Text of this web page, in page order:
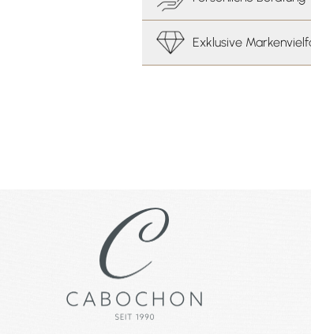
Exklusive